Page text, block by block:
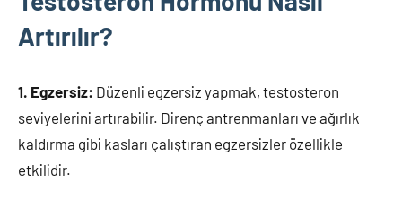
Artırılır?
1. Egzersiz: Düzenli egzersiz yapmak, testosteron
seviyelerini artırabilir. Direnç antrenmanları ve ağırlık
kaldırma gibi kasları çalıştıran egzersizler özellikle
etkilidir.